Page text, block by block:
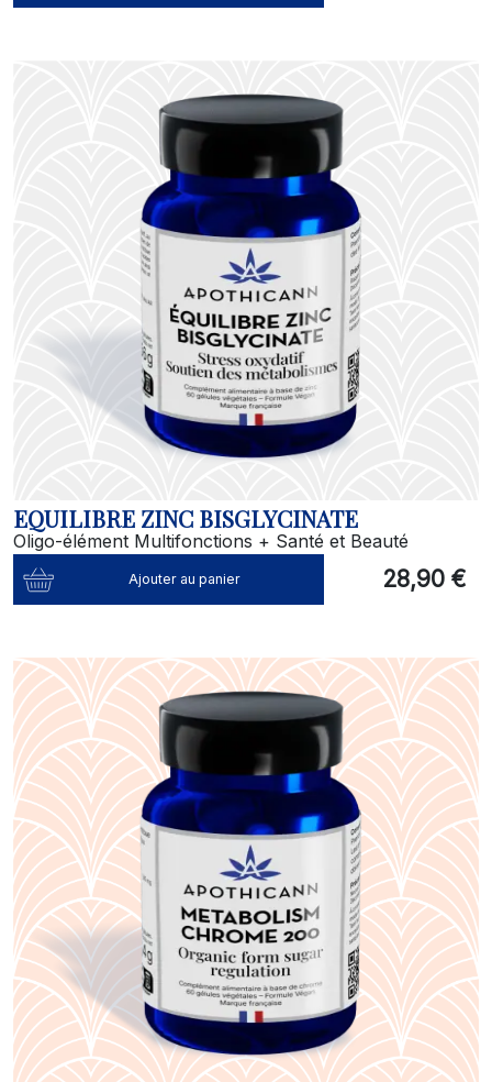
EQUILIBRE ZINC BISGLYCINATE
Oligo-élément Multifonctions + Santé et Beauté
Ajouter au panier 28,90 €